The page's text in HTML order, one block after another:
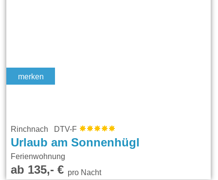
merken
Rinchnach DTV-F
Urlaub am Sonnenhügl
Ferienwohnung
ab 135,- €pro Nacht